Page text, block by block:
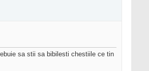
sa stii sa bibilesti chestiile ce tin